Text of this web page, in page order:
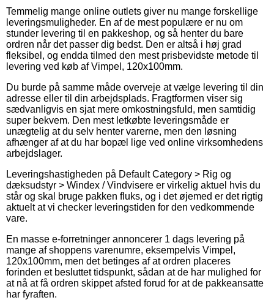
Temmelig mange online outlets giver nu mange forskellige
leveringsmuligheder. En af de mest populære er nu om
stunder levering til en pakkeshop, og så henter du bare
ordren når det passer dig bedst. Den er altså i høj grad
fleksibel, og endda tilmed den mest prisbevidste metode til
levering ved køb af Vimpel, 120x100mm.
Du burde på samme måde overveje at vælge levering til din
adresse eller til din arbejdsplads. Fragtformen viser sig
sædvanligvis en sjat mere omkostningsfuld, men samtidig
super bekvem. Den mest letkøbte leveringsmåde er
unægtelig at du selv henter varerne, men den løsning
afhænger af at du har bopæl lige ved online virksomhedens
arbejdslager.
Leveringshastigheden på Default Category > Rig og
dæksudstyr > Windex / Vindvisere er virkelig aktuel hvis du
står og skal bruge pakken fluks, og i det øjemed er det rigtig
aktuelt at vi checker leveringstiden for den vedkommende
vare.
En masse e-forretninger annoncerer 1 dags levering på
mange af shoppens varenumre, eksempelvis Vimpel,
120x100mm, men det betinges af at ordren placeres
forinden et besluttet tidspunkt, sådan at de har mulighed for
at nå at få ordren skippet afsted forud for at de pakkeansatte
har fyraften.